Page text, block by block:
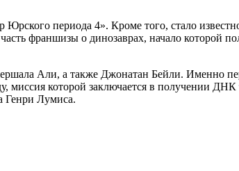
периода 4». Кроме того, стало
франшизы о динозаврах, начало которой
Али, а также Джонатан Бейли. Именно
миссия которой заключается в получении
Генри Лумиса.